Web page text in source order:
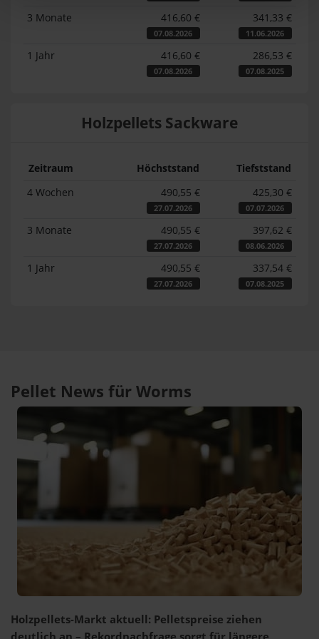
3 Monate 416,60 €
07.08.2026
341,33 €
11.06.2026
1 Jahr 416,60 €
07.08.2026
286,53 €
07.08.2025
Holzpellets Sackware
Zeitraum Höchststand
Tiefststand
4 Wochen
490,55 €
27.07.2026
425,30 €
07.07.2026
3 Monate 490,55 €
27.07.2026
397,62 €
08.06.2026
1 Jahr 490,55 €
27.07.2026
337,54 €
07.08.2025
Pellet News für Worms
Holzpellets-Markt aktuell: Pelletspreise ziehen